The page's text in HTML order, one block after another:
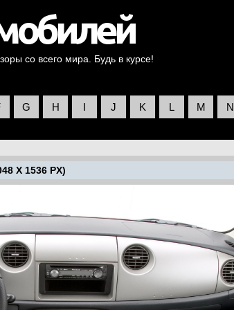
со всего мира. Будь в курсе!
G H I J K L M N
X 1536 PX)